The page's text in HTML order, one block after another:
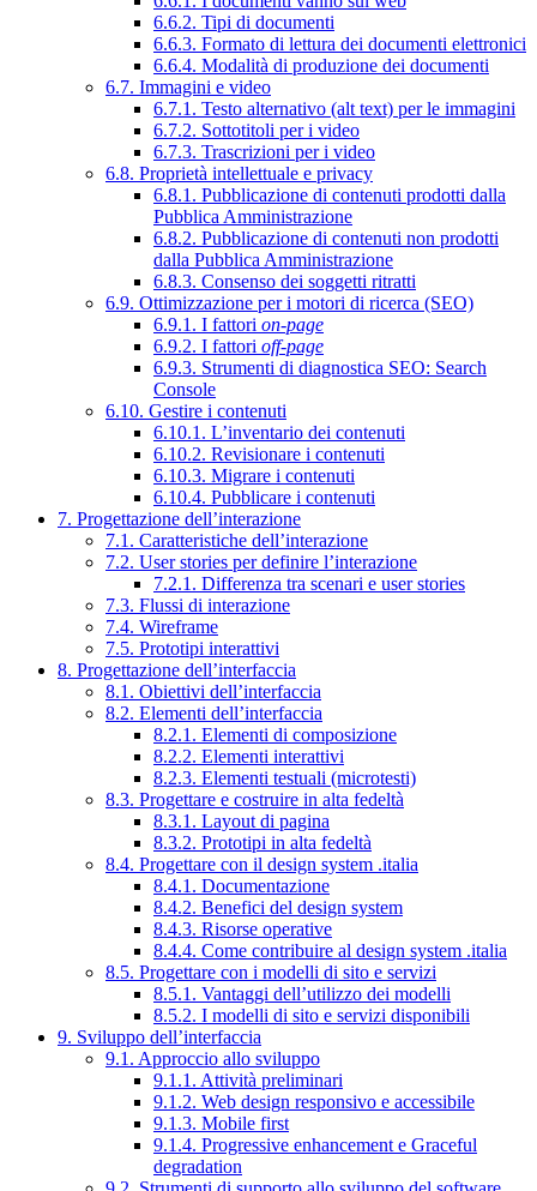
6.6.2. Tipi di documenti
6.6.3. Formato di lettura dei documenti elettronici
6.6.4. Modalità di produzione dei documenti
6.7. Immagini e video
6.7.1. Testo alternativo (alt text) per le immagini
6.7.2. Sottotitoli per i video
6.7.3. Trascrizioni per i video
6.8. Proprietà intellettuale e privacy
6.8.1. Pubblicazione di contenuti prodotti dalla
Pubblica Amministrazione
6.8.2. Pubblicazione di contenuti non prodotti
dalla Pubblica Amministrazione
6.8.3. Consenso dei soggetti ritratti
6.9. Ottimizzazione per i motori di ricerca (SEO)
6.9.1. I fattori on-page
6.9.2. I fattori off-page
6.9.3. Strumenti di diagnostica SEO: Search
Console
6.10. Gestire i contenuti
6.10.1. L’inventario dei contenuti
6.10.2. Revisionare i contenuti
6.10.3. Migrare i contenuti
6.10.4. Pubblicare i contenuti
7. Progettazione dell’interazione
7.1. Caratteristiche dell’interazione
7.2. User stories per definire l’interazione
7.2.1. Differenza tra scenari e user stories
7.3. Flussi di interazione
7.4. Wireframe
7.5. Prototipi interattivi
8. Progettazione dell’interfaccia
8.1. Obiettivi dell’interfaccia
8.2. Elementi dell’interfaccia
8.2.1. Elementi di composizione
8.2.2. Elementi interattivi
8.2.3. Elementi testuali (microtesti)
8.3. Progettare e costruire in alta fedeltà
8.3.1. Layout di pagina
8.3.2. Prototipi in alta fedeltà
8.4. Progettare con il design system .italia
8.4.1. Documentazione
8.4.2. Benefici del design system
8.4.3. Risorse operative
8.4.4. Come contribuire al design system .italia
8.5. Progettare con i modelli di sito e servizi
8.5.1. Vantaggi dell’utilizzo dei modelli
8.5.2. I modelli di sito e servizi disponibili
9. Sviluppo dell’interfaccia
9.1. Approccio allo sviluppo
9.1.1. Attività preliminari
9.1.2. Web design responsivo e accessibile
9.1.3. Mobile first
9.1.4. Progressive enhancement e Graceful
degradation